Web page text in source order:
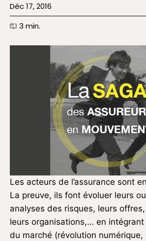
Déc 17, 2016
3 min.
Les acteurs de l’assurance sont
La preuve, ils font évoluer leurs
analyses des risques, leurs
leurs organisations,… en
du marché (révolution